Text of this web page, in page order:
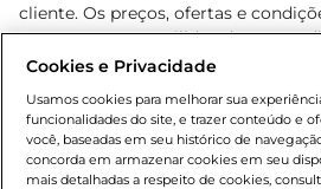
cliente. Os preços, ofertas e
o e-commerce e válidos durante o
sofrer alterações sem prévia
Lei n.º 8069/90, art. 81, inciso II
Adolescente). Preços e condições
www.bretas.com.br, podendo sofrer
Cookies e Privacidade
Usamos cookies para melhorar sua
funcionalidades do site, e trazer conteúdo e
você, baseadas em seu histórico de
concorda em armazenar cookies em seu
mais detalhadas a respeito de cookies,